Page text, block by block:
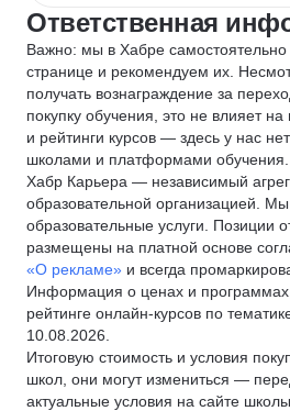
Ответственная
Важно: мы в Хабре самостоятельно
странице и рекомендуем их.
получать вознаграждение за
покупку обучения, это не влияет
и рейтинги курсов — здесь у нас
школами и платформами обучения.
Хабр Карьера — независимый
образовательной организацией.
образовательные услуги. Позиции
размещены на платной основе
«О рекламе» и всегда
Информация о ценах и
рейтинге онлайн-курсов по
10.08.2026.
Итоговую стоимость и условия
школ, они могут измениться —
актуальные условия на сайте школы.